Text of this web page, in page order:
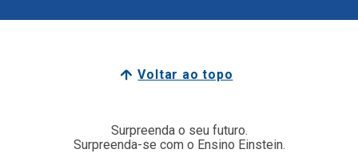
Voltar ao topo
Surpreenda o seu futuro.
Surpreenda-se com o Ensino Einstein.